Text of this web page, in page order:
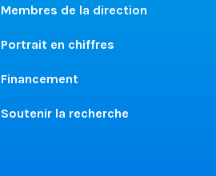
Membres de la direction
Portrait en chiffres
Financement
Soutenir la recherche